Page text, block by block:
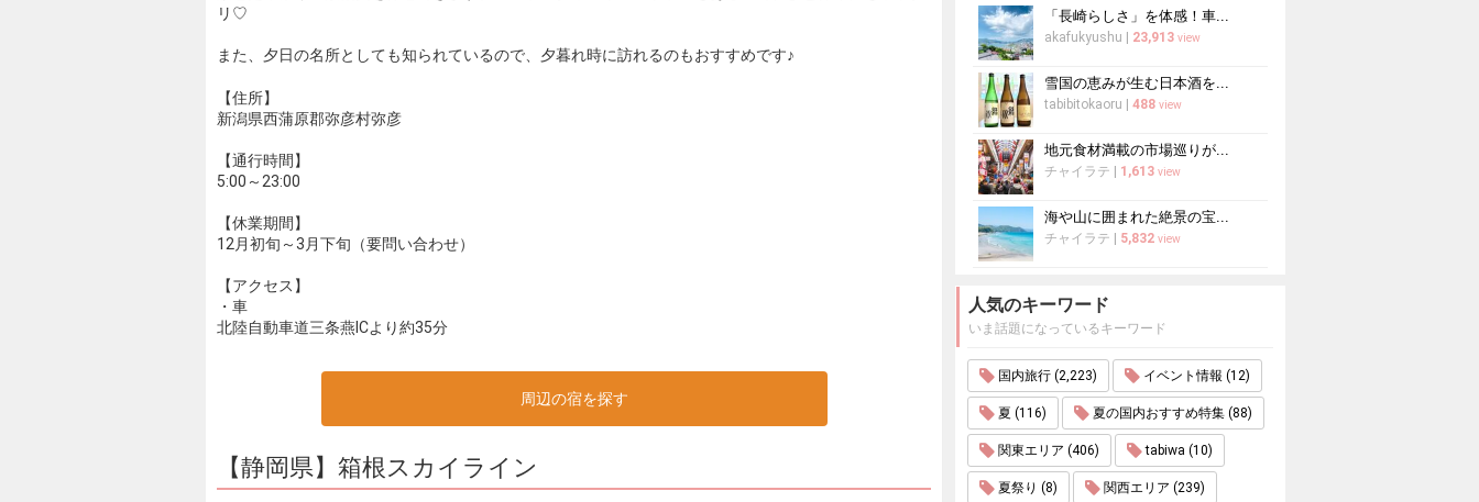
リ♡
また、夕日の名所としても知られているので、夕暮れ時に訪れるのもおすすめです♪
【住所】
新潟県西蒲原郡弥彦村弥彦
【通行時間】
5:00～23:00
【休業期間】
12月初旬～3月下旬（要問い合わせ）
【アクセス】
・車
北陸自動車道三条燕ICより約35分
周辺の宿を探す
【静岡県】箱根スカイライン
「長崎らしさ」を体感！車...
akafukyushu 23,913 view
雪国の恵みが生む日本酒を...
tabibitokaoru 488 view
地元食材満載の市場巡りが...
チャイラテ 1,613 view
海や山に囲まれた絶景の宝...
チャイラテ 5,832 view
人気のキーワード
いま話題になっているキーワード
国内旅行 (2,223) イベント情報 (12)
夏 (116) 夏の国内おすすめ特集 (88)
関東エリア (406) tabiwa (10)
夏祭り (8) 関西エリア (239)